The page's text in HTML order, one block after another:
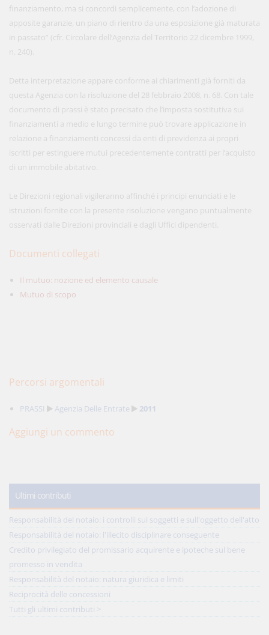
finanziamento, ma si concordi semplicemente, con l’adozione di
apposite garanzie, un piano di rientro da una esposizione già maturata
in passato” (cfr. Circolare dell’Agenzia del Territorio 22 dicembre 1999,
n. 240).
Detta interpretazione appare conforme ai chiarimenti già forniti da
questa Agenzia con la risoluzione del 28 febbraio 2008, n. 68. Con tale
documento di prassi è stato precisato che l’imposta sostitutiva sui
finanziamenti a medio e lungo termine può trovare applicazione in
relazione a finanziamenti concessi da enti di previdenza ai propri
iscritti per estinguere mutui precedentemente contratti per l’acquisto
di un immobile abitativo.
Le Direzioni regionali vigileranno affinché i principi enunciati e le
istruzioni fornite con la presente risoluzione vengano puntualmente
osservati dalle Direzioni provinciali e dagli Uffici dipendenti.
Documenti collegati
Il mutuo: nozione ed elemento causale
Mutuo di scopo
Percorsi argomentali
PRASSI Agenzia Delle Entrate 2011
Aggiungi un commento
Ultimi contributi
Responsabilità del notaio: i controlli sui soggetti e sull'oggetto dell'atto
Responsabilità del notaio: l'illecito disciplinare conseguente
Credito privilegiato del promissario acquirente e ipoteche sul bene
promesso in vendita
Responsabilità del notaio: natura giuridica e limiti
Reciprocità delle concessioni
Tutti gli ultimi contributi >